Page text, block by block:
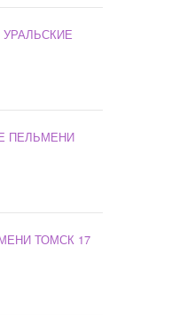
ПЕЛЬМЕНИ
ТОМСК 17